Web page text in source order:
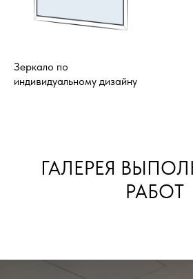
Зеркало по
индивидуальному дизайну
ГАЛЕРЕЯ
РАБОТ